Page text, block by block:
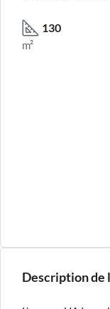
130
m²
Description de